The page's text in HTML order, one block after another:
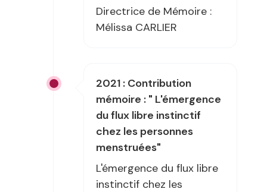
Directrice de Mémoire :
Mélissa CARLIER
2021 : Contribution
mémoire : " L'émergence
du flux libre instinctif
chez les personnes
menstruées"
L'émergence du flux libre
instinctif chez les